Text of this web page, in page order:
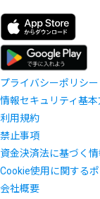
プライバシーポリシー
情報セキュリティ基本
利用規約
禁止事項
資金決済法に基づく
Cookie使用に関する
会社概要